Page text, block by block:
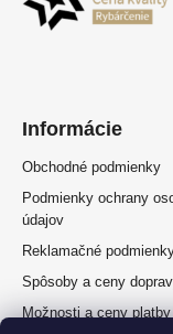
Informácie
Obchodné podmienky
Podmienky ochrany
údajov
Reklamačné
Spôsoby a ceny
Možnosti a ceny platby